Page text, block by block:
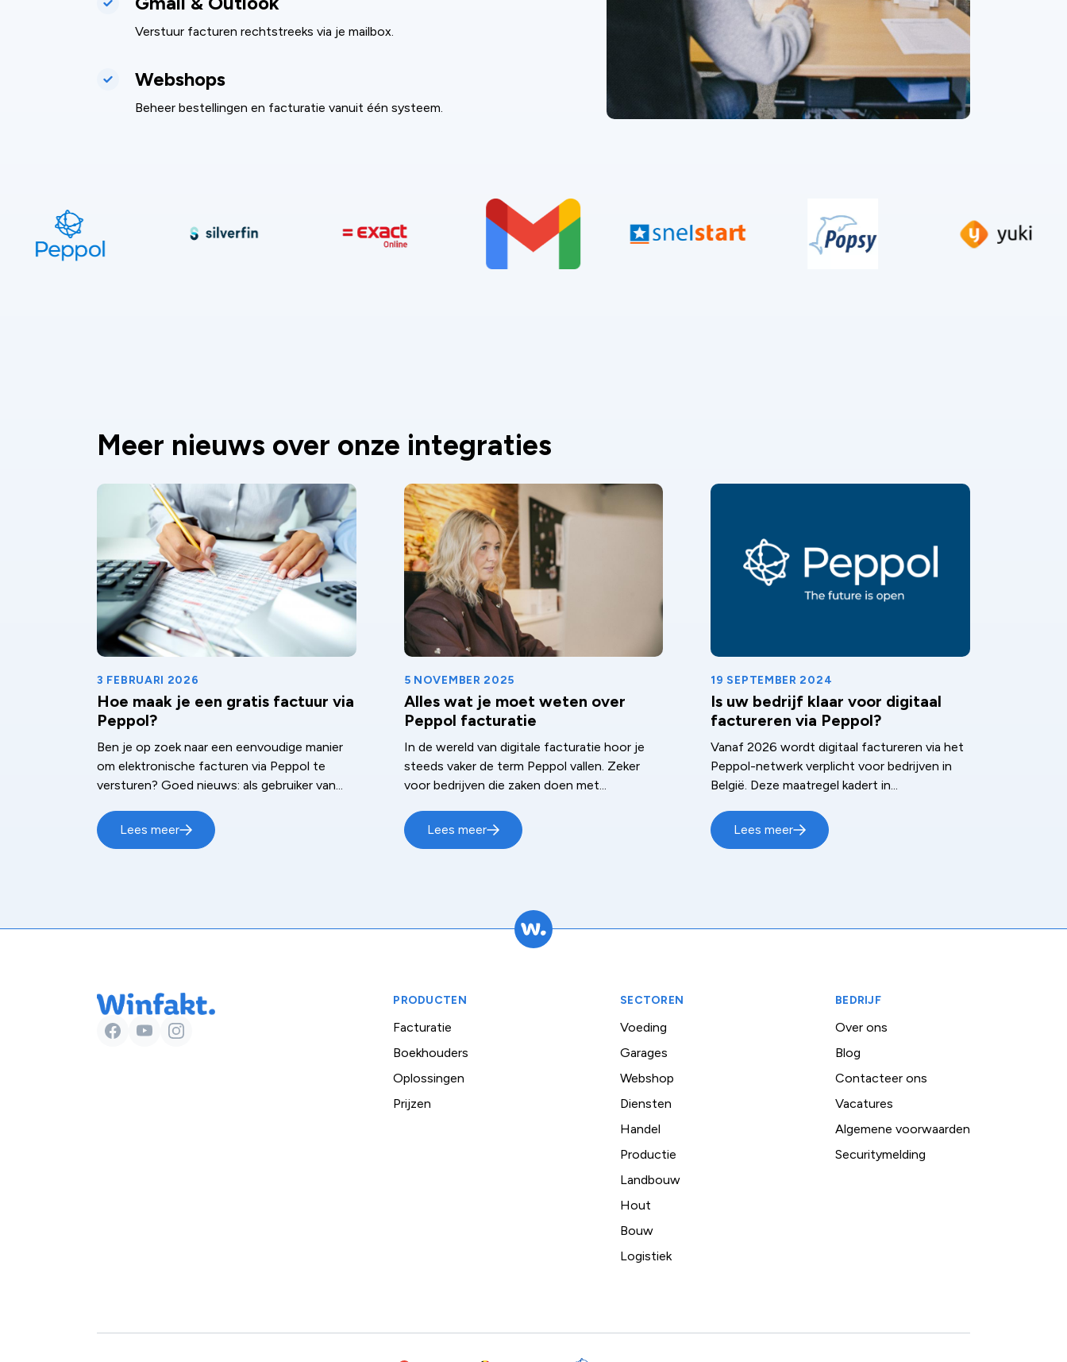
Verstuur facturen rechtstreeks via je mailbox.
Webshops
Beheer bestellingen en facturatie vanuit één systeem.
Meer nieuws over onze integraties
3 FEBRUARI 2026
Hoe maak je een gratis factuur via
Peppol?
Ben je op zoek naar een eenvoudige manier
om elektronische facturen via Peppol te
versturen? Goed nieuws: als gebruiker van...
Lees meer
5 NOVEMBER 2025
Alles wat je moet weten over
Peppol facturatie
In de wereld van digitale facturatie hoor je
steeds vaker de term Peppol vallen. Zeker
voor bedrijven die zaken doen met...
Lees meer
19 SEPTEMBER 2024
Is uw bedrijf klaar voor digitaal
factureren via Peppol?
Vanaf 2026 wordt digitaal factureren via het
Peppol-netwerk verplicht voor bedrijven in
België. Deze maatregel kadert in...
Lees meer
FacebookYouTubeInstagram
PRODUCTEN
Facturatie
Boekhouders
Oplossingen
Prijzen
SECTOREN
Voeding
Garages
Webshop
Diensten
Handel
Productie
Landbouw
Hout
Bouw
Logistiek
BEDRIJF
Over ons
Blog
Contacteer ons
Vacatures
Algemene voorwaarden
Securitymelding